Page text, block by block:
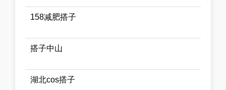
158减肥搭子
搭子中山
湖北cos搭子